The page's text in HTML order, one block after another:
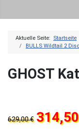
Aktuelle Seite: Startseite
BULLS Wildtail 2
GHOST
629,00 €